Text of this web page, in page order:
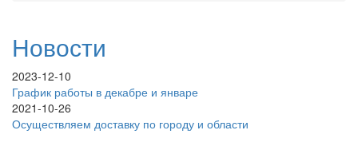
Новости
2023-12-10
График работы в декабре и январе
2021-10-26
Осуществляем доставку по городу и области